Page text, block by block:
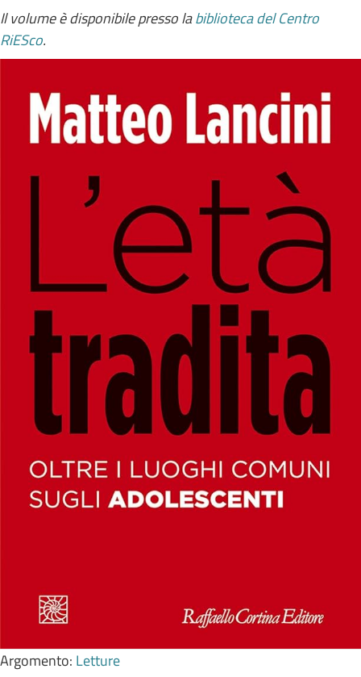
Il volume è disponibile presso labiblioteca del Centro
RiESco.
Argomento: Letture